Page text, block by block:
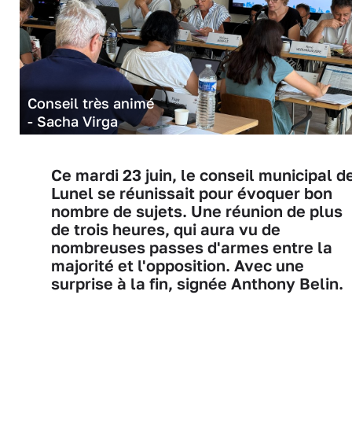
Conseil très animé
- Sacha Virga
Ce mardi 23 juin, le conseil municipal
Lunel se réunissait pour évoquer bon
nombre de sujets. Une réunion de plus
de trois heures, qui aura vu de
nombreuses passes d'armes entre la
majorité et l'opposition. Avec une
surprise à la fin, signée Anthony Belin.